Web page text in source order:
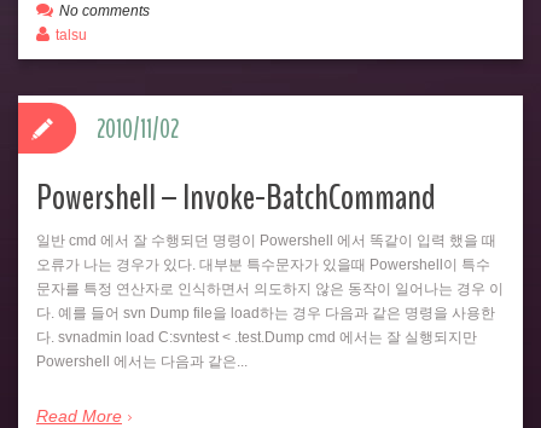
No comments
talsu
Powershell – Invoke-BatchCommand
일반 cmd 에서 잘 수행되던 명령이 Powershell 에서 똑같이 입력 했을 때
오류가 나는 경우가 있다. 대부분 특수문자가 있을때 Powershell이 특수
문자를 특정 연산자로 인식하면서 의도하지 않은 동작이 일어나는 경우 이
다. 예를 들어 svn Dump file을 load하는 경우 다음과 같은 명령을 사용한
다. svnadmin load C:svntest < .test.Dump cmd 에서는 잘 실행되지만
Powershell 에서는 다음과 같은...
Read More
2010/11/02